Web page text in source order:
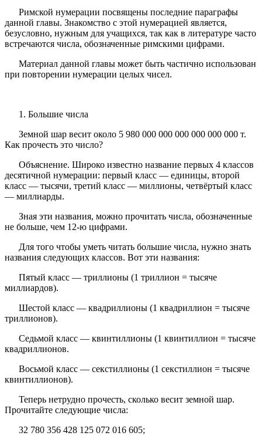
Римской нумерации посвящены последние параграфы
данной главы. Знакомство с этой нумерацией является,
безусловно, нужным для учащихся, так как в литературе часто
встречаются числа, обозначенные римскими цифрами.
Материал данной главы может быть частично использован
при повторении нумерации целых чисел.
1. Большие числа
Земной шар весит около 5 980 000 000 000 000 000 000 т.
Как прочесть это число?
Объяснение. Широко известно название первых 4 классов
десятичной нумерации: первый класс — единицы, второй
класс — тысячи, третий класс — миллионы, четвёртый класс
— миллиарды.
Зная эти названия, можно прочитать числа, обозначенные
не больше, чем 12-ю цифрами.
Для того чтобы уметь читать большие числа, нужно знать
названия следующих классов. Вот эти названия:
Пятый класс — триллионы (1 триллион = тысяче
миллиардов).
Шестой класс — квадриллионы (1 квадриллион = тысяче
триллионов).
Седьмой класс — квинтиллионы (1 квинтиллион = тысяче
квадриллионов.
Восьмой класс — секстиллионы (1 секстиллион = тысяче
квинтиллионов).
Теперь нетрудно прочесть, сколько весит земной шар.
Прочитайте следующие числа:
32 780 356 428 125 072 016 605;